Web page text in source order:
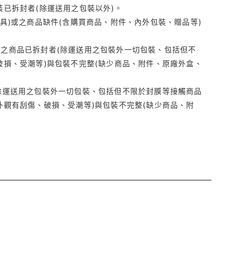
拆封者(除運送用之包裝以外)。
)或之商品缺件(含購買商品、附件、內外包裝、贈品等)
商品已拆封者(除運送用之包裝外一切包裝、包括但不
、受潮等)與包裝不完整(缺少商品、附件、原廠外盒、
送用之包裝外一切包裝、包括但不限於封膜等接觸商品
有刮傷、破損、受潮等)與包裝不完整(缺少商品、附